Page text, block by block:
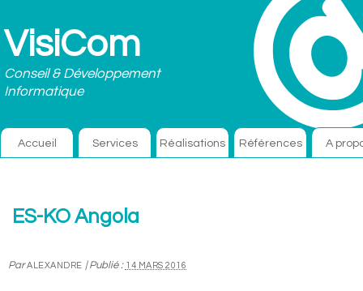
VisiCom
Conseil & Développement
Informatique
Accueil Services Réalisations Références A
ES-KO Angola
ParALEXANDRE |Publié : 14 MARS 2016